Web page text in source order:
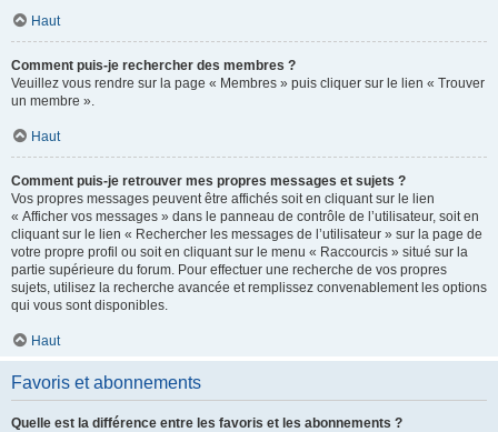
Haut
Comment puis-je rechercher des membres ?
Veuillez vous rendre sur la page « Membres » puis cliquer sur le lien « Trouver
un membre ».
Haut
Comment puis-je retrouver mes propres messages et sujets ?
Vos propres messages peuvent être affichés soit en cliquant sur le lien
« Afficher vos messages » dans le panneau de contrôle de l’utilisateur, soit en
cliquant sur le lien « Rechercher les messages de l’utilisateur » sur la page de
votre propre profil ou soit en cliquant sur le menu « Raccourcis » situé sur la
partie supérieure du forum. Pour effectuer une recherche de vos propres
sujets, utilisez la recherche avancée et remplissez convenablement les options
qui vous sont disponibles.
Haut
Favoris et abonnements
Quelle est la différence entre les favoris et les abonnements ?